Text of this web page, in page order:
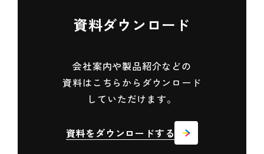
資料ダウンロード
会社案内や製品紹介などの
資料は こちらからダウンロード
していただけます。
資料をダウンロードする